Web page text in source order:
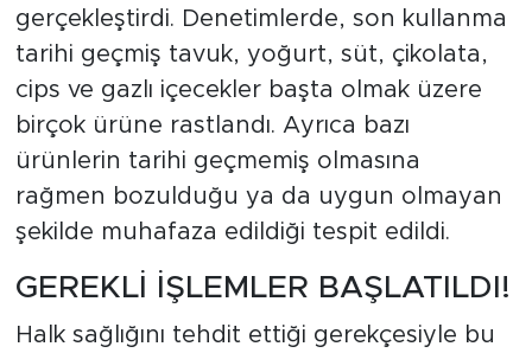
gerçekleştirdi. Denetimlerde, son kullanma
tarihi geçmiş tavuk, yoğurt, süt, çikolata,
cips ve gazlı içecekler başta olmak üzere
birçok ürüne rastlandı. Ayrıca bazı
ürünlerin tarihi geçmemiş olmasına
rağmen bozulduğu ya da uygun olmayan
şekilde muhafaza edildiği tespit edildi.
GEREKLİ İŞLEMLER BAŞLATILDI!
Halk sağlığını tehdit ettiği gerekçesiyle bu